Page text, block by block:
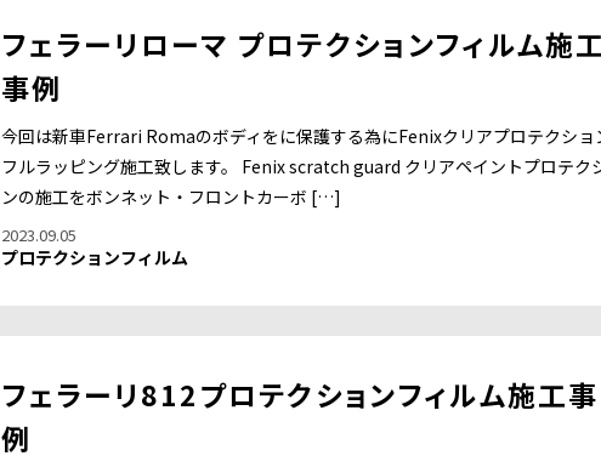
フェラーリローマ プロテクションフィルム施工
事例
今回は新車Ferrari Romaのボディをに保護する為にFenixクリアプロテクショ
フルラッピング施工致します。 Fenix scratch guard クリアペイントプロテク
ンの施工をボンネット・フロントカーボ […]
2023.09.05
プロテクションフィルム
フェラーリ812プロテクションフィルム施工事
例